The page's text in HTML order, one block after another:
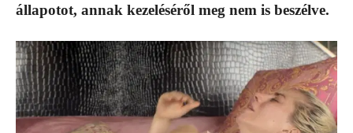
állapotot, annak kezeléséről meg nem is beszélve.